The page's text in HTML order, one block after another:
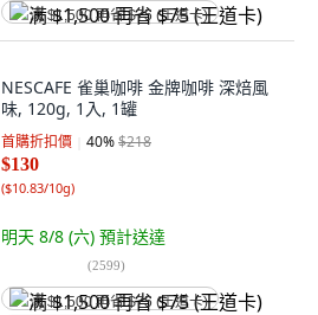
满 $1,500 再省 $75 (王道卡)
NESCAFE 雀巢咖啡 金牌咖啡 深焙風
味, 120g, 1入, 1罐
首購折扣價 40%$218
$130
($10.83/10g)
明天 8/8 (六) 預計送達
(2599)
满 $1,500 再省 $75 (王道卡)